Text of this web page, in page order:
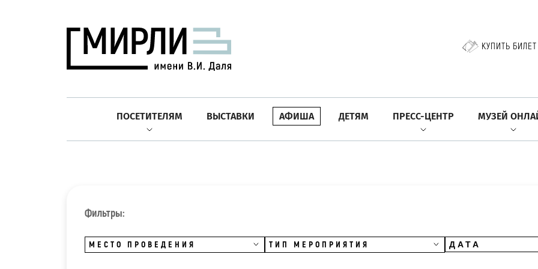
КУПИТЬ БИЛЕТ
ПОСЕТИТЕЛЯМ ВЫСТАВКИ АФИША ДЕТЯМ ПРЕСС-ЦЕНТР МУЗЕЙ
Фильтры:
МЕСТО ПРОВЕДЕНИЯ ТИП МЕРОПРИЯТИЯ